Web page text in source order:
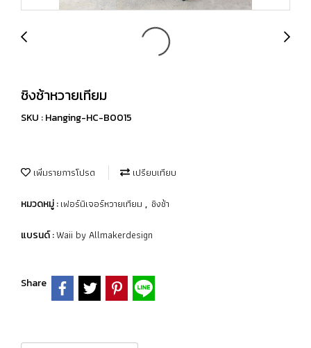
ชิงช้าหวายเทียม
SKU : Hanging-HC-B0015
เพิ่มรายการโปรด เปรียบเทียบ
หมวดหมู่ :เฟอร์นิเจอร์หวายเทียม , ชิงช้า
แบรนด์ :Waii by Allmakerdesign
Share